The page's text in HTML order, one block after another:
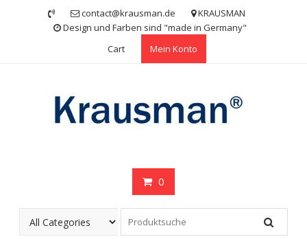
contact@krausman.de
KRAUSMAN
Design und Farben sind "made in Germany"
Cart
Mein Konto
0